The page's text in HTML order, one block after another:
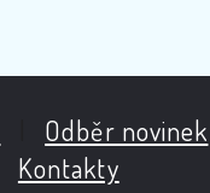
Odběr novinek
Kontakty